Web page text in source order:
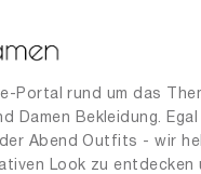
Portal rund um das
Damen Bekleidung. Egal
Abend Outfits - wir
Look zu entdecken